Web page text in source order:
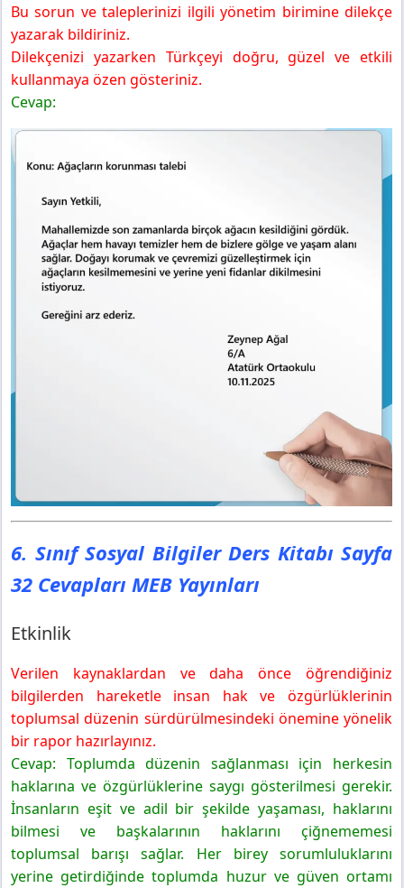
Bu sorun ve taleplerinizi ilgili yönetim birimine dilekçe
yazarak bildiriniz.
Dilekçenizi yazarken Türkçeyi doğru, güzel ve etkili
kullanmaya özen gösteriniz.
Cevap:
6. Sınıf Sosyal Bilgiler Ders Kitabı Sayfa
32 Cevapları MEB Yayınları
Etkinlik
Verilen kaynaklardan ve daha önce öğrendiğiniz
bilgilerden hareketle insan hak ve özgürlüklerinin
toplumsal düzenin sürdürülmesindeki önemine yönelik
bir rapor hazırlayınız.
Cevap: Toplumda düzenin sağlanması için herkesin
haklarına ve özgürlüklerine saygı gösterilmesi gerekir.
İnsanların eşit ve adil bir şekilde yaşaması, haklarını
bilmesi ve başkalarının haklarını çiğnememesi
toplumsal barışı sağlar. Her birey sorumluluklarını
yerine getirdiğinde toplumda huzur ve güven ortamı